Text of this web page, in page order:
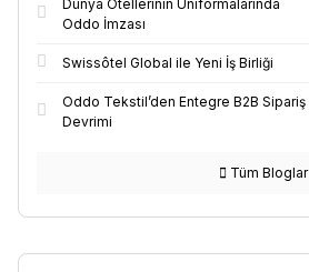
Dünya Otellerinin Üniformalarında
Oddo İmzası
Swissôtel Global ile Yeni İş Birliği
Oddo Tekstil’den Entegre B2B Sipariş
Devrimi
Tüm Bloglar